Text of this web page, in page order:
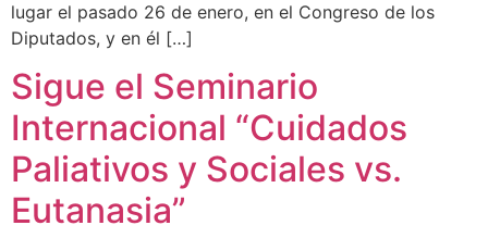
lugar el pasado 26 de enero, en el Congreso de los
Diputados, y en él […]
Sigue el Seminario
Internacional “Cuidados
Paliativos y Sociales vs.
Eutanasia”